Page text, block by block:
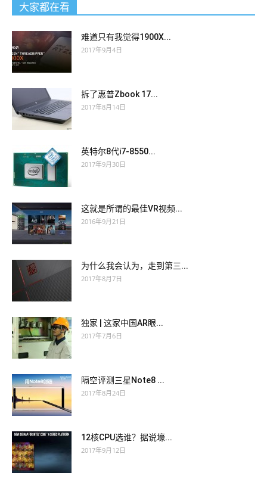
大家都在看
难道只有我觉得1900X...
2017年9月4日
拆了惠普Zbook 17...
2017年8月14日
英特尔8代i7-8550...
2017年9月30日
这就是所谓的最佳VR视频...
2016年9月21日
为什么我会认为，走到第三...
2017年8月7日
独家 | 这家中国AR眼...
2017年7月6日
隔空评测三星Note8 ...
2017年8月24日
12核CPU选谁？据说壕...
2017年9月12日